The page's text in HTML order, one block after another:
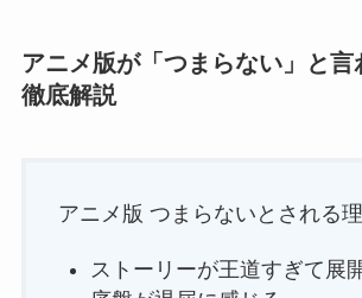
アニメ版が「つまらない」と言
徹底解説
アニメ版 つまらないとされる
ストーリーが王道すぎて展